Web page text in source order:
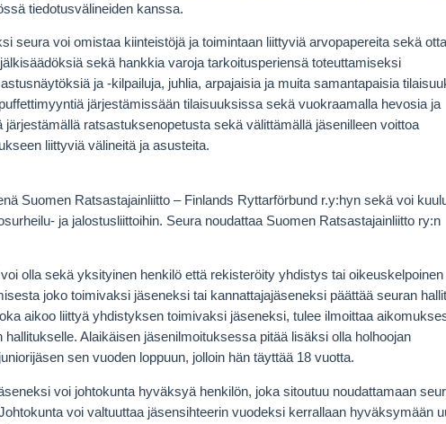
tiedotusvälineiden kanssa.
seura voi omistaa kiinteistöjä ja toimintaan liittyviä arvopapereita sekä
sekä hankkia varoja tarkoitusperiensä toteuttamiseksi
ja -kilpailuja, juhlia, arpajaisia ja muita samantapaisia
järjestämissään tilaisuuksissa sekä vuokraamalla hevosia ja
järjestämällä ratsastuksenopetusta sekä välittämällä jäsenilleen voittoa
liittyviä välineitä ja asusteita.
Suomen Ratsastajainliitto – Finlands Ryttarförbund r.y:hyn sekä voi
ja jalostusliittoihin. Seura noudattaa Suomen Ratsastajainliitto ry:n
olla sekä yksityinen henkilö että rekisteröity yhdistys tai oikeuskelpoinen
joko toimivaksi jäseneksi tai kannattajajäseneksi päättää seuran
aikoo liittyä yhdistyksen toimivaksi jäseneksi, tulee ilmoittaa
hallitukselle. Alaikäisen jäsenilmoituksessa pitää lisäksi olla holhoojan
sen vuoden loppuun, jolloin hän täyttää 18 vuotta.
voi johtokunta hyväksyä henkilön, joka sitoutuu noudattamaan
voi valtuuttaa jäsensihteerin vuodeksi kerrallaan hyväksymään